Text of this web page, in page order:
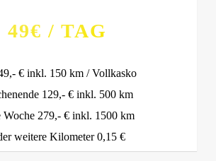
49€ / TAG
€ inkl. 150 km / Vollkasko
129,- € inkl. 500 km
Woche 279,- € inkl. 1500 km
weitere Kilometer 0,15 €